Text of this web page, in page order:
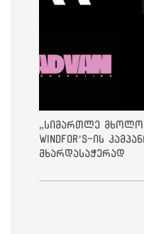
„სიმართლე
Windfor’s-ის
მხარდასაჭერად